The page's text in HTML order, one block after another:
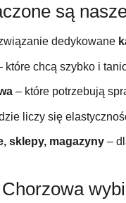
są
dedykowane
które chcą szybko i
– które potrzebują
liczy się
sklepy, magazyny –